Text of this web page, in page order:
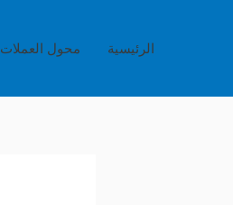
الرئيسية محول العملات